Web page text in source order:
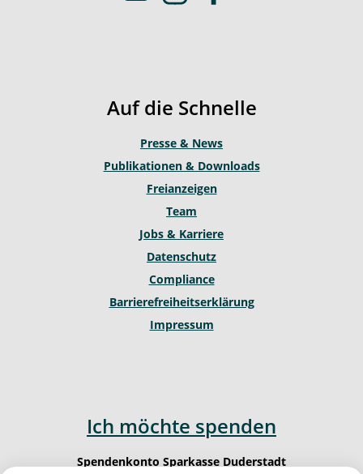
e
n
r
a
m
o
o
k
Auf die Schnelle
Presse & News
Publikationen & Downloads
Freianzeigen
Team
Jobs & Karriere
Datenschutz
Compliance
Barrierefreiheitserklärung
Impressum
Ich möchte spenden
Spendenkonto Sparkasse Duderstadt